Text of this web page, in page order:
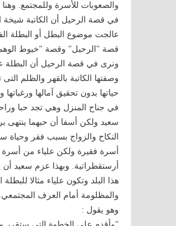
والصعوبات للأسرة وللمجتمع.
في قصة الرحيل أن الكاتبة شيخة
عالجت موضوع البطل أو البطلة
قصة "الرحيل" وقصة "خيوط
ونرى في قصة الرحيل أن البطلة
وصفتها الكاتبة بالقهر والظلم
حياتها بدون تحقيق آمالها
في جناح المنزل وهي تجد حبا
سعيد ولكن أسفا أن حبهما ينتهى
النكاح والزواج بسبب فقر وحياة
أسرة فقيرة ولكن علياء من أسرة
أرستقطراتية. وبهذا عزم سعيد
هذا البلد وتكون علياء مثالا للبطلة
والمظلومة أمام العرف المجتمعي.
وهو يقول :